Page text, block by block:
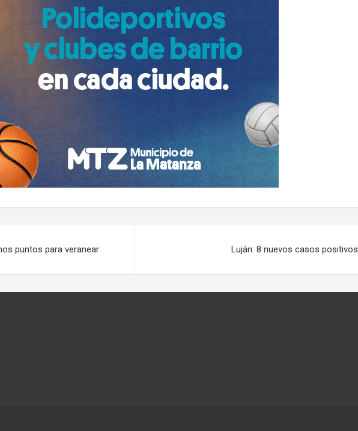
puntos para veranear Luján: 8 nuevos casos positivos